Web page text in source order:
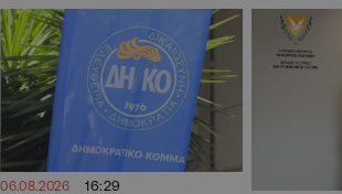
06.08.2026 16:29